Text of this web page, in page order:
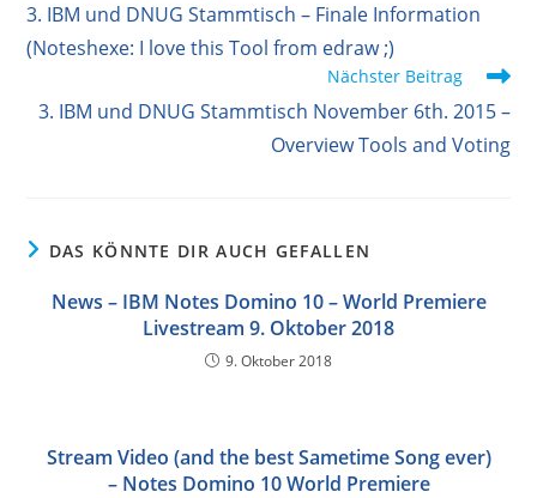
ansehen
3. IBM und DNUG Stammtisch – Finale Information
(Noteshexe: I love this Tool from edraw ;)
Nächster Beitrag
3. IBM und DNUG Stammtisch November 6th. 2015 –
Overview Tools and Voting
DAS KÖNNTE DIR AUCH GEFALLEN
News – IBM Notes Domino 10 – World Premiere
Livestream 9. Oktober 2018
9. Oktober 2018
Stream Video (and the best Sametime Song ever)
– Notes Domino 10 World Premiere